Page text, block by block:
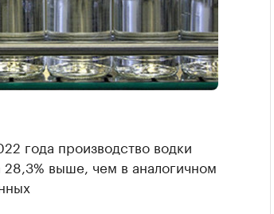
года производство водки
выше, чем в аналогичном